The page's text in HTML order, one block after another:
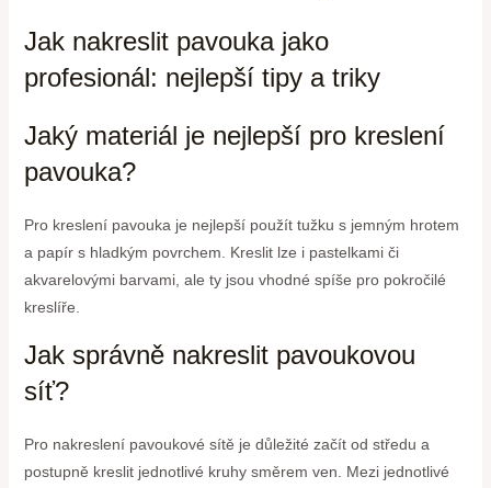
Jak nakreslit pavouka jako
profesionál: nejlepší tipy a triky
Jaký materiál je nejlepší pro kreslení
pavouka?
Pro kreslení pavouka je nejlepší použít tužku s jemným hrotem
a papír s hladkým povrchem. Kreslit lze i pastelkami či
akvarelovými barvami, ale ty jsou vhodné spíše pro pokročilé
kreslíře.
Jak správně nakreslit pavoukovou
síť?
Pro nakreslení pavoukové sítě je důležité začít od středu a
postupně kreslit jednotlivé kruhy směrem ven. Mezi jednotlivé